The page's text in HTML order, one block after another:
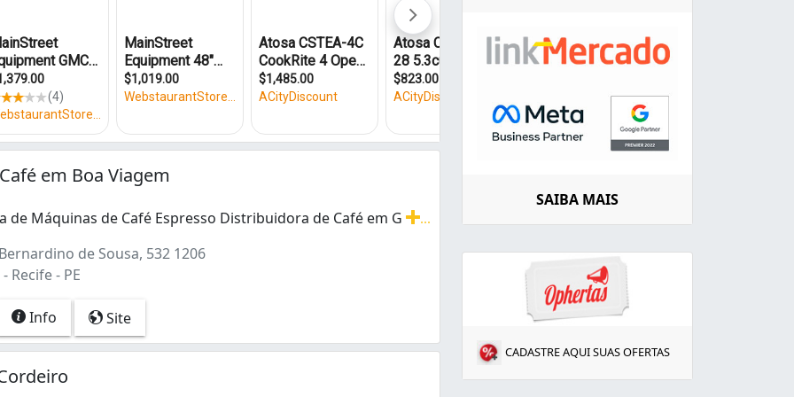
em Boa Viagem
de Máquinas de Café Espresso Distribuidora de Café em G
de Sousa, 532 1206
Recife - PE
Info Site
SAIBA MAIS
CADASTRE AQUI SUAS OFERTAS